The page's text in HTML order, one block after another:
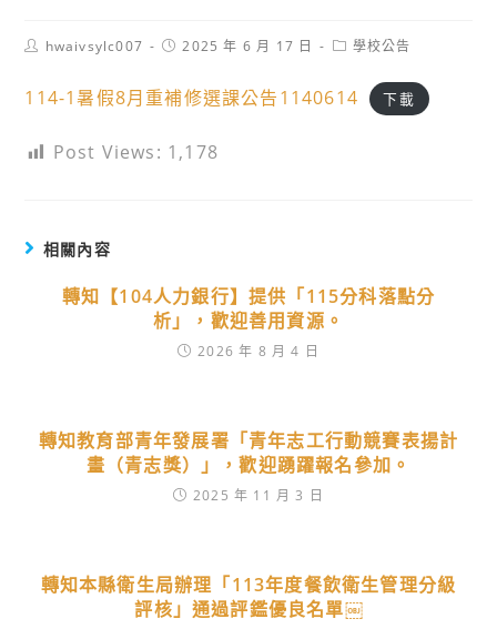
Posthwaivsylc007
Post2025 年 6 月 17 日
Post學校公告
114-1暑假8月重補修選課公告1140614 下載
Post Views: 1,178
相關內容
轉知【104人力銀行】提供「115分科落點分
析」，歡迎善用資源。
2026 年 8 月 4 日
轉知教育部青年發展署「青年志工行動競賽表揚計
畫（青志獎）」，歡迎踴躍報名參加。
2025 年 11 月 3 日
轉知本縣衛生局辦理「113年度餐飲衛生管理分級
評核」通過評鑑優良名單￼